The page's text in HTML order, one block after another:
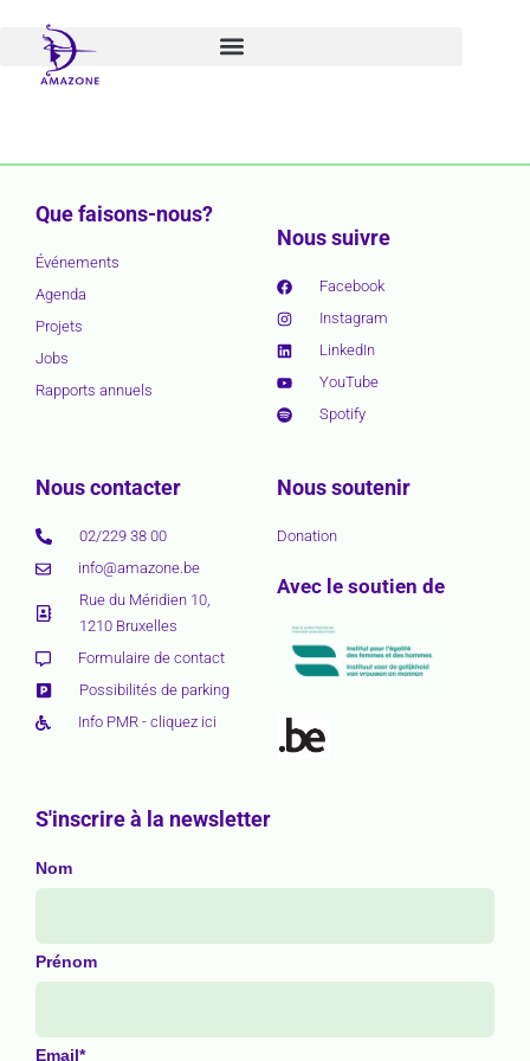
contenu
Que faisons-nous?
Événements
Agenda
Projets
Jobs
Rapports annuels
Nous suivre
Facebook
Instagram
LinkedIn
YouTube
Spotify
Nous contacter
02/229 38 00
info@amazone.be
Rue du Méridien 10,
1210 Bruxelles
Formulaire de contact
Possibilités de parking
Info PMR - cliquez ici
Nous soutenir
Donation
Avec le soutien de
S'inscrire à la newsletter
Nom
Prénom
Email*